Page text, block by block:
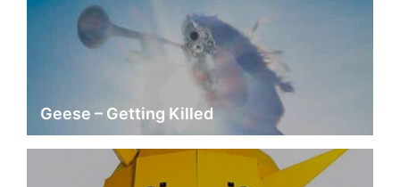
Geese – Getting Killed